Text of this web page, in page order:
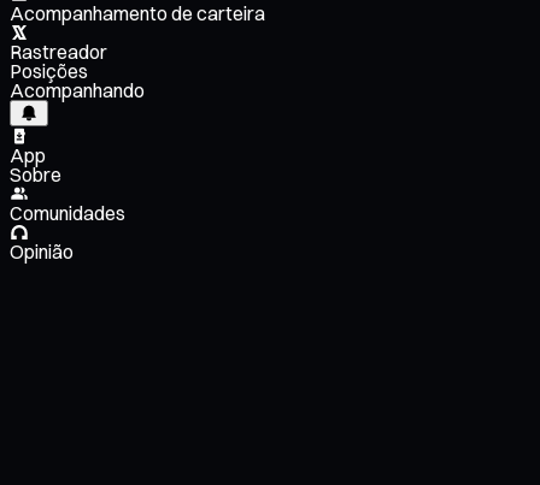
Acompanhamento de carteira
Rastreador
Posições
Acompanhando
App
Sobre
Comunidades
Opinião